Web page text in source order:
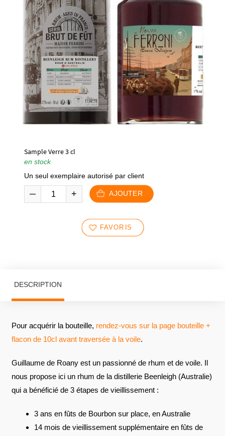
Sample Verre 3 cl
en stock
Un seul exemplaire autorisé par client
AJOUTER
FAVORIS
DESCRIPTION
Pour acquérir la bouteille, rendez-vous sur la page bouteille +
flacon de 10cl avant traversée à la voile.
Guillaume de Roany est un passionné de rhum et de voile. Il
nous propose ici un rhum de la distillerie Beenleigh (Australie)
qui a bénéficié de 3 étapes de vieillissement :
3 ans en fûts de Bourbon sur place, en Australie
14 mois de vieillissement supplémentaire en fûts de